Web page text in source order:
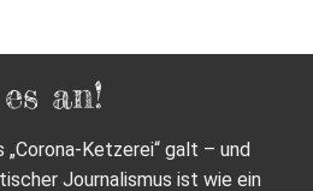
an!
Ketzerei“ galt – und
Journalismus ist wie ein